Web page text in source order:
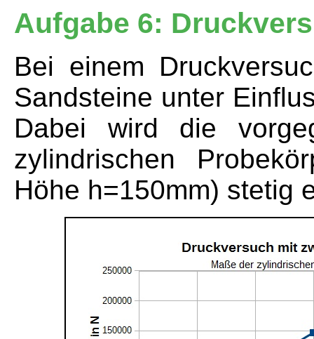
Aufgabe 6:
Bei einem
Sandsteine unter
Dabei wird die
zylindrischen
Höhe h=150mm) stetig